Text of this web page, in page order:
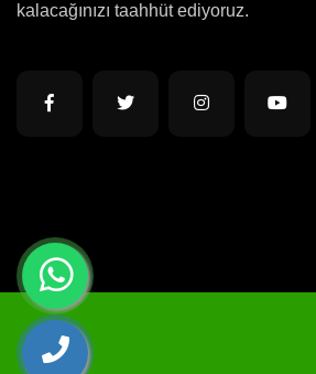
kalacağınızı taahhüt ediyoruz.